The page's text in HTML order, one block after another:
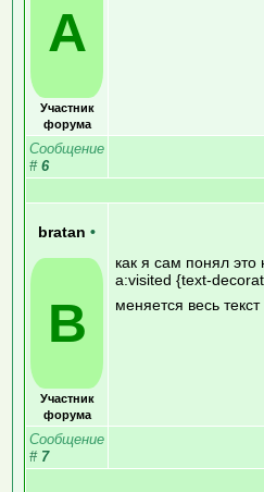
A
Участник
форума
Сообщение
# 6
bratan •
B
Участник
форума
как я сам понял
a:visited {text-
меняется весь текст
Сообщение
# 7